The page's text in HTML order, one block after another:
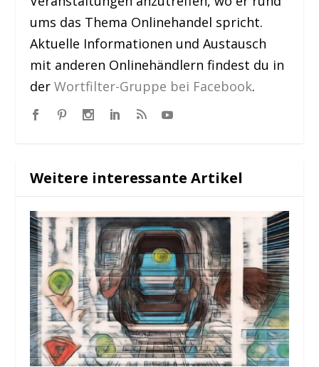
ums das Thema Onlinehandel spricht.
Aktuelle Informationen und Austausch
mit anderen Onlinehändlern findest du in
derWortfilter-Gruppe bei Facebook.
Weitere interessante Artikel